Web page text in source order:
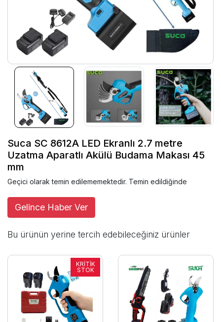
Suca SC 8612A LED Ekranlı 2.7 metre
Uzatma Aparatlı Akülü Budama Makası 45
mm
Geçici olarak temin edilememektedir. Temin edildiğinde
Gelince Haber Ver
Bu ürünün yerine tercih edebileceğiniz ürünler